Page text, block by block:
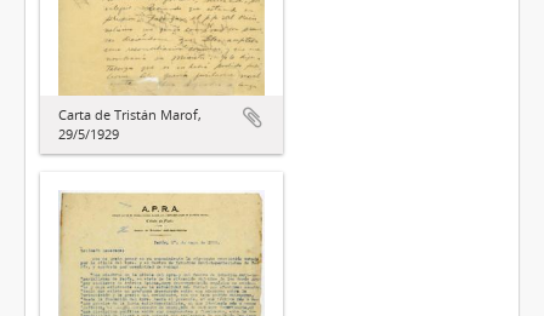
Carta de Tristán Marof,
29/5/1929